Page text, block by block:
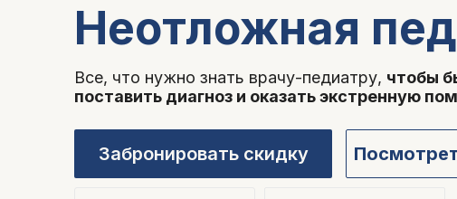
Неотложная
Все, что нужно знать врачу-педиатру, чтобы
поставить диагноз и оказать экстренную
Забронировать скидку